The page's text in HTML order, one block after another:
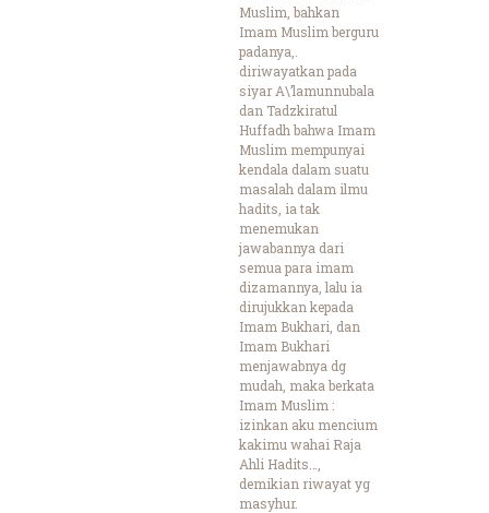
Muslim, bahkan
Imam Muslim berguru
padanya,.
diriwayatkan pada
siyar A\’lamunnubala
dan Tadzkiratul
Huffadh bahwa Imam
Muslim mempunyai
kendala dalam suatu
masalah dalam ilmu
hadits, ia tak
menemukan
jawabannya dari
semua para imam
dizamannya, lalu ia
dirujukkan kepada
Imam Bukhari, dan
Imam Bukhari
menjawabnya dg
mudah, maka berkata
Imam Muslim :
izinkan aku mencium
kakimu wahai Raja
Ahli Hadits…,
demikian riwayat yg
masyhur.